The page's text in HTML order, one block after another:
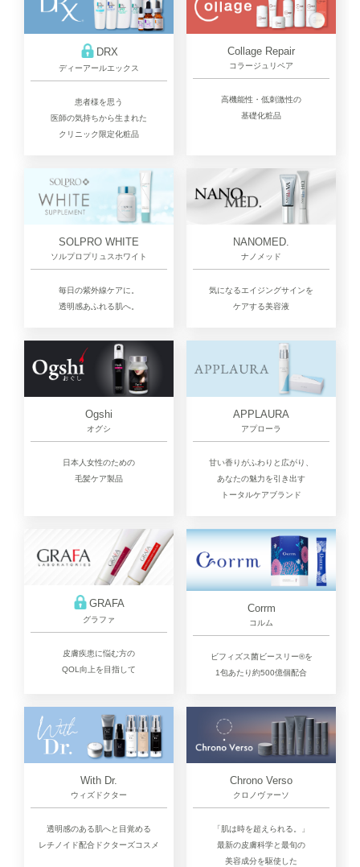
DRX
ディーアールエックス
患者様を思う
医師の気持ちから生まれた
クリニック限定化粧品
Collage Repair
コラージュリペア
高機能性・低刺激性の
基礎化粧品
SOLPRO WHITE
ソルプロプリュスホワイト
毎日の紫外線ケアに。
透明感あふれる肌へ。
NANOMED.
ナノメッド
気になるエイジングサインを
ケアする美容液
Ogshi
オグシ
日本人女性のための
毛髪ケア製品
APPLAURA
アプローラ
甘い香りがふわりと広がり、
あなたの魅力を引き出す
トータルケアブランド
GRAFA
グラファ
皮膚疾患に悩む方の
QOL向上を目指して
Corrm
コルム
ビフィズス菌ビースリー®を
1包あたり約500億個配合
With Dr.
ウィズドクター
透明感のある肌へと目覚める
レチノイド配合ドクターズコスメ
Chrono Verso
クロノヴァーソ
「肌は時を超えられる。」
最新の皮膚科学と最旬の
美容成分を駆使した